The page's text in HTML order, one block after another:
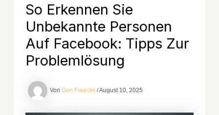
So Erkennen Sie
Unbekannte Personen
Auf Facebook: Tipps Zur
Problemlösung
Von Gon Freecks /August 10, 2025